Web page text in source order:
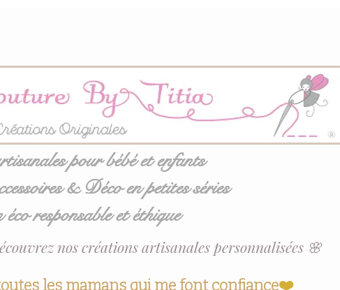
pour bébé et enfants
& Déco en petites séries
responsable et éthique
les mamans qui me font confiance❤️
nos créations artisanales personnalisées 🌸